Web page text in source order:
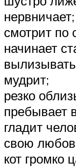
нервничает;
смотрит по
начинает
мудрит;
резко
пребывает
гладит
свою
кот громко